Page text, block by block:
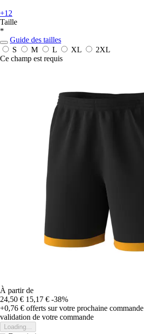
+12
Taille
*
Guide des tailles
S
M L XL
2XL
Ce champ est requis
À partir de
24,50 € 15,17 € -38%
+0,76 € offerts sur votre prochaine commande
validation de votre commande
Loading...